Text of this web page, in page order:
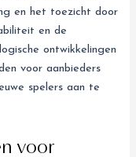
en het toezicht door
en de
ontwikkelingen
voor aanbieders
spelers aan te
voor